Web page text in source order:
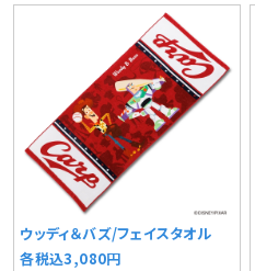
ウッディ＆バズ/フェイスタオル
各税込3,080円